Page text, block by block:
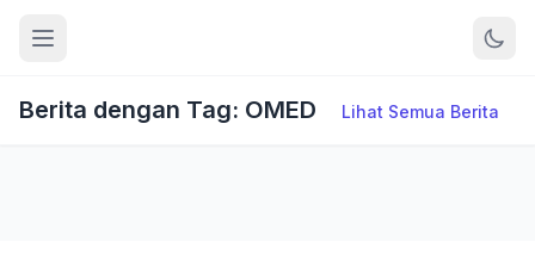
Berita dengan Tag: OMED Lihat Semua Berita